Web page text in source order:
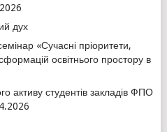
дух
«Сучасні пріоритети,
освітнього простору в
активу студентів закладів ФПО